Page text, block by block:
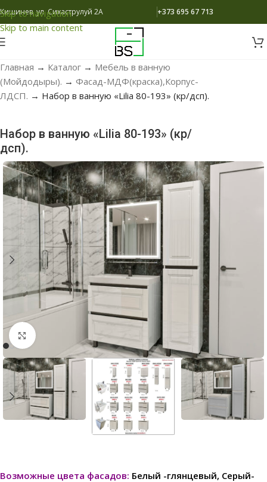
Skip to navigation
Skip to main content
Кишинев, ул. Сихаструлуй 2A +373 695 67 713
Главная → Каталог → Мебель в ванную
(Мойдодыры). → Фасад-МДФ(краска),Корпус-
ЛДСП. → Набор в ванную «Lilia 80-193» (кр/дсп).
Набор в ванную «Lilia 80-193» (кр/
дсп).
Нажмите, чтобы увеличить
Возможные цвета фасадов: Белый -глянцевый, Серый-